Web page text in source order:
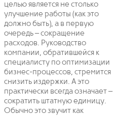
целью является не столько
улучшение работы (как это
должно быть), а в первую
очередь – сокращение
расходов. Руководство
компании, обратившейся к
специалисту по оптимизации
бизнес-процессов, стремится
снизить издержки. А это
практически всегда означает –
сократить штатную единицу.
Обычно это звучит как